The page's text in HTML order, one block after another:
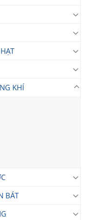
KHÍ
BÁT